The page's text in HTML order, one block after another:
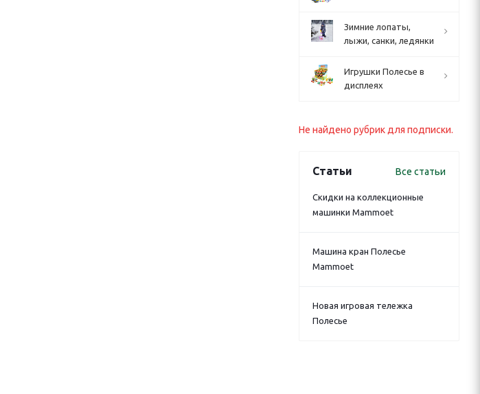
Зимние лопаты,
лыжи, санки, ледянки
Игрушки Полесье в
дисплеях
Не найдено рубрик для подписки.
Статьи Все статьи
Скидки на коллекционные
машинки Mammoet
Машина кран Полесье
Mammoet
Новая игровая тележка
Полесье